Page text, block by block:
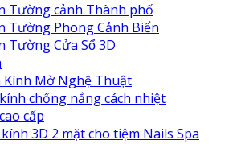
Tường cảnh Thành phố
Tường Phong Cảnh Biển
Tường Cửa Sổ 3D
Kính Mờ Nghệ Thuật
chống nắng cách nhiệt
cấp
3D 2 mặt cho tiệm Nails Spa